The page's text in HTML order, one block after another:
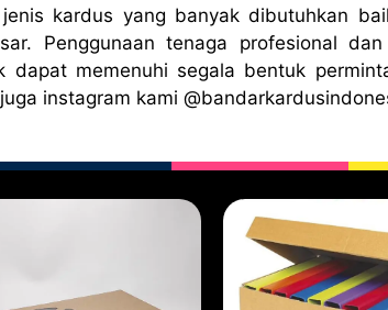
kardus yang banyak dibutuhkan
Penggunaan tenaga profesional
dapat memenuhi segala bentuk
instagram kami @bandark